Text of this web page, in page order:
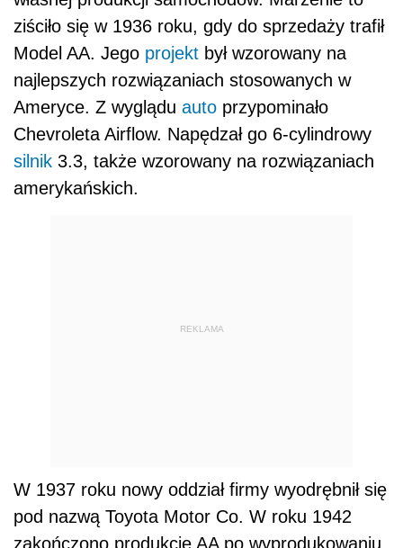
ziściło się w 1936 roku, gdy do sprzedaży trafił
Model AA. Jego projekt był wzorowany na
najlepszych rozwiązaniach stosowanych w
Ameryce. Z wyglądu auto przypominało
Chevroleta Airflow. Napędzał go 6-cylindrowy
silnik 3.3, także wzorowany na rozwiązaniach
amerykańskich.
REKLAMA
W 1937 roku nowy oddział firmy wyodrębnił się
pod nazwą Toyota Motor Co. W roku 1942
zakończono produkcję AA po wyprodukowaniu